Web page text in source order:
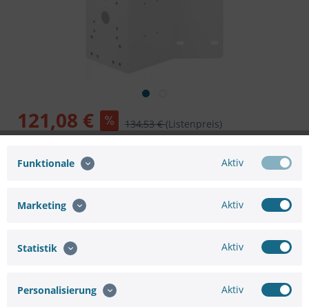
121,08 € 134,53 €(Listenpreis)
Versandkostenfreie Lieferung!
Sofort versandfertig, Lieferzeit ca. 1-3 Werktage
Warenkorb
Bewerten
Funktionale Aktiv
Marketing Aktiv
Statistik Aktiv
Personalisierung Aktiv